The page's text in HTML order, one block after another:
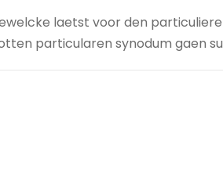
laetst voor den
particularen synodum gaen